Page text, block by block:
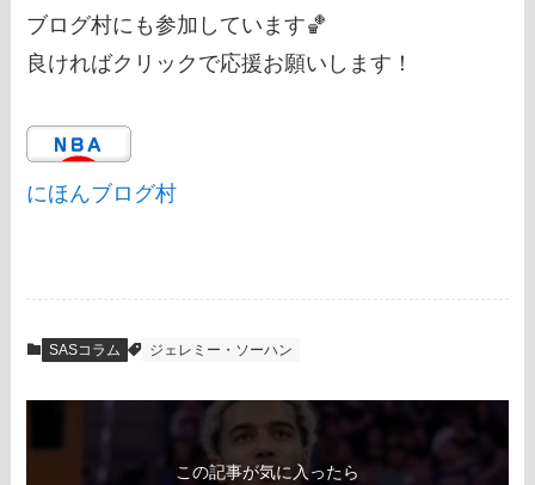
ブログ村にも参加しています🏀
良ければクリックで応援お願いします！
にほんブログ村
SASコラム ジェレミー・ソーハン
この記事が気に入ったら